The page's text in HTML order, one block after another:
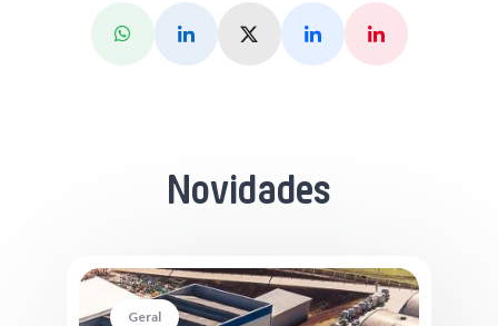
WhatsappLinkedinX (Twitter)FacebookPinterest
Novidades
Geral